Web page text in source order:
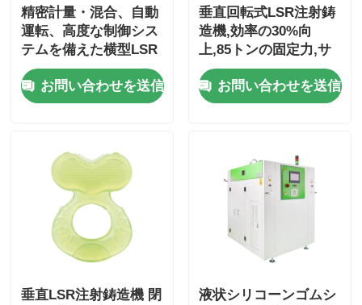
精密計量・混合、自動
運転、高度な制御シス
テムを備えた横型LSR
射出成形機
お問い合わせを送信
垂直回転式LSR注射鋳
造機,効率の30%向
上,85トンの固定力,サ
ーボモーター
お問い合わせを送信
垂直LSR注射鋳造機 閉
液状シリコーンゴムシ